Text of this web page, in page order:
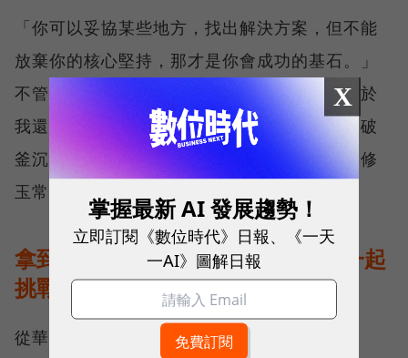
「你可以妥協某些地方，找出解決方案，但不能
放棄你的核心堅持，那才是你會成功的基石。」
不管訂單賺不賺錢，若最終客戶不滿意，「等於
我還是自取滅亡，何不現在就來解決。」這樣破
釜沉舟的執行力，讓團隊累積好風評，也讓潘修
玉常談下別人手上經營多年的潛在客戶。
拿到單子只是起點，長線要跟客戶一起
挑戰第一
從華碩到和碩，潘修玉不僅以達成老闆給的
X
掌握最新 AI 發展趨勢！
立即訂閱《數位時代》日報、《一天
一AI》圖解日報